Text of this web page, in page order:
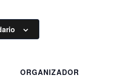
ORGANIZADOR